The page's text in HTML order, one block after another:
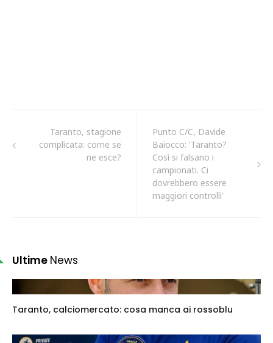
Taranto, stagione
complicata: come se
ne esce?
Punto C/C, Davide
Baiocco: 'Taranto?
Così si falsano i
campionati. Ci
dovrebbero essere
maggiori controlli'
Ultime News
Taranto, calciomercato: cosa manca ai rossoblu